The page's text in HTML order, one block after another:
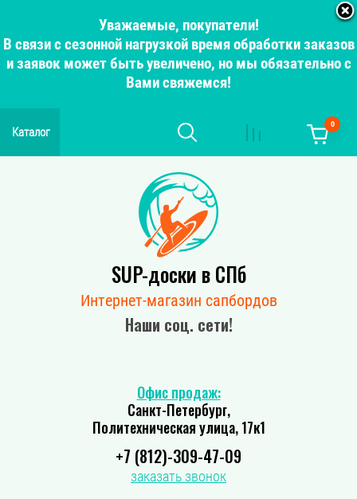
Уважаемые, покупатели!
В связи с сезонной нагрузкой время обработки заказов
и заявок может быть увеличено, но мы обязательно с
Вами свяжемся!
Каталог
0
SUP-доски в СПб
Интернет-магазин сапбордов
Наши соц. сети!
Офис продаж:
Санкт-Петербург,
Политехническая улица, 17к1
+7 (812)-309-47-09
заказать звонок